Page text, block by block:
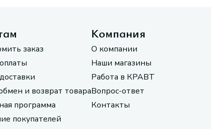
заказ
и возврат товара
программа
покупателей
Компания
О компании
Наши магазины
Работа в КРАВТ
Вопрос-ответ
Контакты